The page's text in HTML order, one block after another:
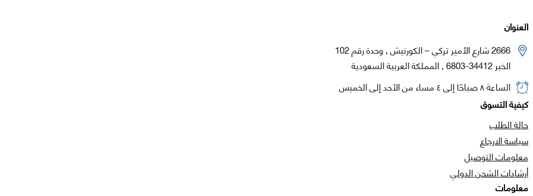
العنوان
2666 شارع الأمير تركي – الكورنيش , وحدة رقم 102
الخبر 34412-6803 , المملكة العربية السعودية
الساعة ٨ صباحًا إلى ٤ مساء من الأحد إلى الخميس
كيفية التسوق
حالة الطلب
سياسة الارجاع
معلومات التوصيل
أرشادات الشحن الدولي
معلومات